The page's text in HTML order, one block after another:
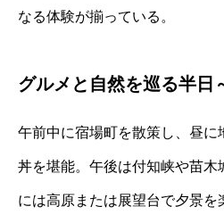
なる体験が揃っている。
グルメと自然を巡る半日
午前中に宿場町を散策し、昼に
丼を堪能。午後は付知峡や苗木
には高原または展望台で夕景